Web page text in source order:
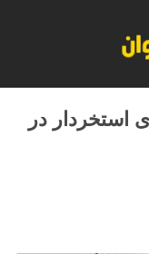
نیم پیلوت ۲۵۰ متری استخردار در